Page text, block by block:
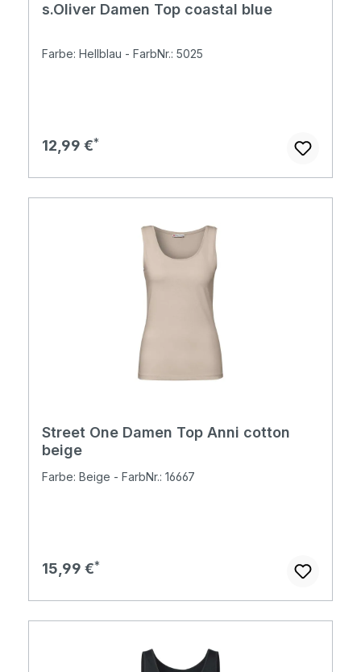
s.Oliver Damen Top coastal blue
Farbe: Hellblau - FarbNr.: 5025
Regulärer Preis:
12,99 €
Street One Damen Top Anni cotton
beige
Farbe: Beige - FarbNr.: 16667
Regulärer Preis:
15,99 €